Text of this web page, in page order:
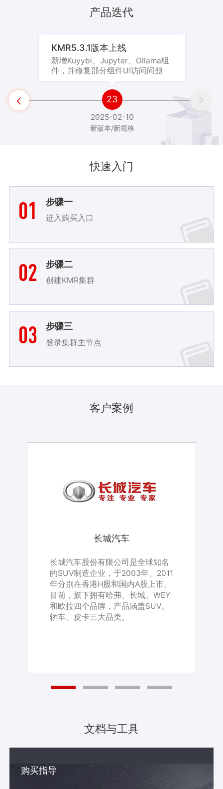
产品迭代
 
23
KMR5.3.1版本上线
新增Kuyybi、Jupyter、Ollama组
件，并修复部分组件UI访问问题
2025-02-10
新版本/新规格
快速入门
步骤一
进入购买入口
01
步骤二
创建KMR集群
02
步骤三
登录集群主节点
03
客户案例
小米
北京小米科技有限公司成立于2010
年4月，是一家专注于智能产品自
主研发的移动互联网公司。
长城汽车
长城汽车股份有限公司是全球知名
的SUV制造企业，于2003年、2011
年分别在香港H股和国内A股上市。
目前，旗下拥有哈弗、长城、WEY
和欧拉四个品牌，产品涵盖SUV、
轿车、皮卡三大品类。
融云
全球富媒体即时通讯云服务商，致
力于为开发者、企业提供安全、稳
定、可靠、覆盖全球的即时通讯云
服务。
WPS
WPS是我国自主知识产权的软件代
表，自1988年诞生以来，
WPSOffice产品不断变革、创新、
拓展，现已在诸多行业和领域超越
了同类产品，成为国内办公软件的
优选。
小米
北京小米科技有限公司成立于2010
年4月，是一家专注于智能产品自
主研发的移动互联网公司。
长城汽车
长城汽车股份有限公司是全球知名
的SUV制造企业，于2003年、2011
年分别在香港H股和国内A股上市。
目前，旗下拥有哈弗、长城、WEY
和欧拉四个品牌，产品涵盖SUV、
轿车、皮卡三大品类。
文档与工具
购买指导